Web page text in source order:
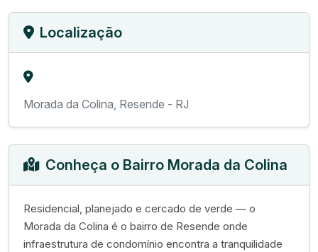
Localização
Morada da Colina, Resende - RJ
Conheça o Bairro Morada da Colina
Residencial, planejado e cercado de verde — o
Morada da Colina é o bairro de Resende onde
infraestrutura de condomínio encontra a tranquilidade